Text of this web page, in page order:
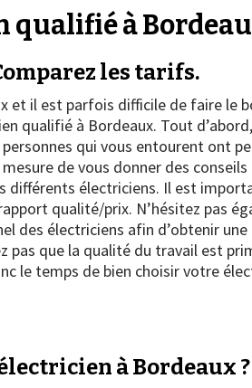
qualifié à
les tarifs.
et il est parfois difficile de faire le
qualifié à Bordeaux. Tout
qui vous entourent ont
de vous donner des conseils
différents électriciens. Il est
qualité/prix. N’hésitez pas
des électriciens afin d’obtenir une
pas que la qualité du travail est
le temps de bien choisir votre
à Bordeaux ?